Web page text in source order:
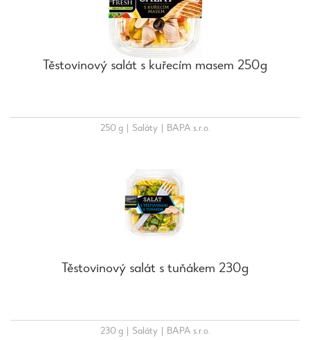
Těstovinový salát s kuřecím masem 250g
250 g Saláty BAPA s.r.o.
Těstovinový salát s tuňákem 230g
230 g Saláty BAPA s.r.o.